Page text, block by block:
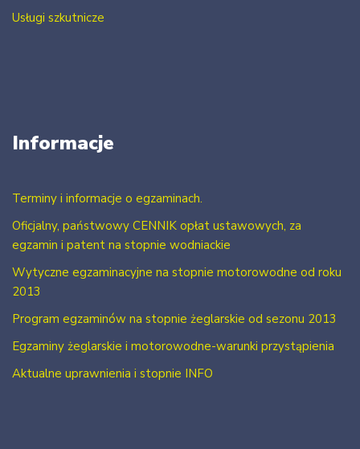
Usługi szkutnicze
Informacje
Terminy i informacje o egzaminach.
Oficjalny, państwowy CENNIK opłat ustawowych, za
egzamin i patent na stopnie wodniackie
Wytyczne egzaminacyjne na stopnie motorowodne od roku
2013
Program egzaminów na stopnie żeglarskie od sezonu 2013
Egzaminy żeglarskie i motorowodne-warunki przystąpienia
Aktualne uprawnienia i stopnie INFO